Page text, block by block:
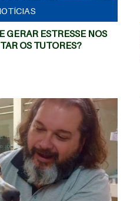
GERAR ESTRESSE NOS
OS TUTORES?
MAIS